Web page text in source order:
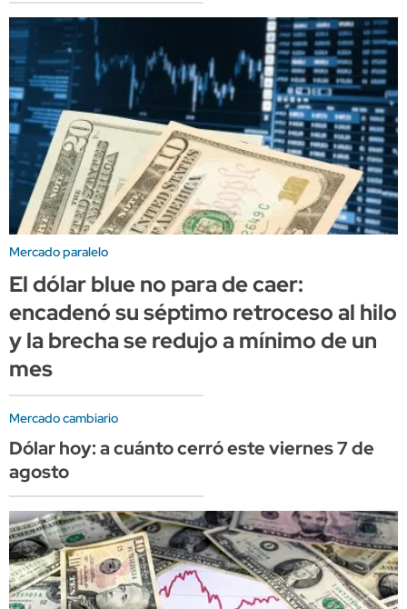
Mercado paralelo
El dólar blue no para de caer:
encadenó su séptimo retroceso al hilo
y la brecha se redujo a mínimo de un
mes
Mercado cambiario
Dólar hoy: a cuánto cerró este viernes 7 de
agosto